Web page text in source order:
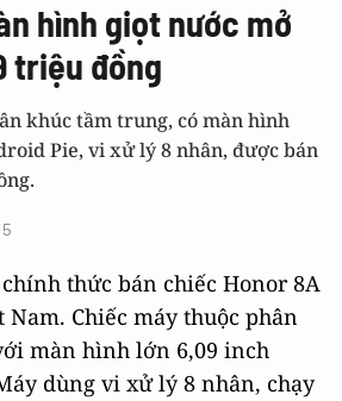
hình giọt nước mở
triệu đồng
khúc tầm trung, có màn hình
Pie, vi xử lý 8 nhân, được bán
thức bán chiếc Honor 8A
Chiếc máy thuộc phân
màn hình lớn 6,09 inch
dùng vi xử lý 8 nhân, chạy